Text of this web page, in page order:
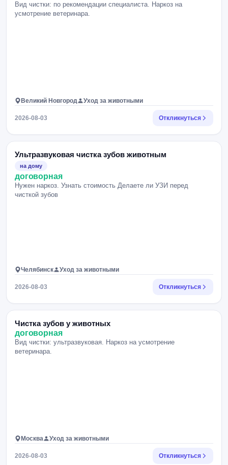
Вид чистки: по рекомендации специалиста. Наркоз на
усмотрение ветеринара.
Великий Новгород Уход за животными
2026-08-03 Откликнуться
Ультразвуковая чистка зубов животным
на дому
договорная
Нужен наркоз. Узнать стоимость Делаете ли УЗИ перед
чисткой зубов
Челябинск Уход за животными
2026-08-03 Откликнуться
Чистка зубов у животных
договорная
Вид чистки: ультразвуковая. Наркоз на усмотрение
ветеринара.
Москва Уход за животными
2026-08-03 Откликнуться